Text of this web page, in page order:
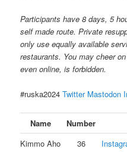
Participants have 8 days, 5
self made route. Private
only use equally available
restaurants. You may cheer
even online, is forbidden.
#ruska2024Twitter Mastodon
Name Number
Kimmo Aho
36